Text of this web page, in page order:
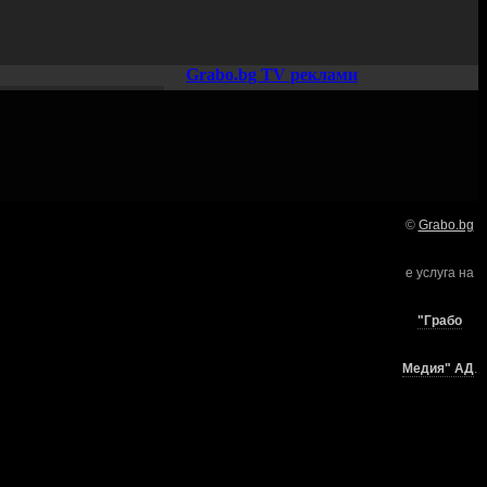
Grabo.bg TV реклами
© Grabo.bg
е услуга на
"Грабо
Медия" АД.